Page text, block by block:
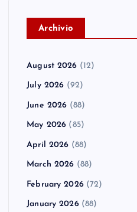
Archivio
August 2026 (12)
July 2026 (92)
June 2026 (88)
May 2026 (85)
April 2026 (88)
March 2026 (88)
February 2026(72)
January 2026(88)